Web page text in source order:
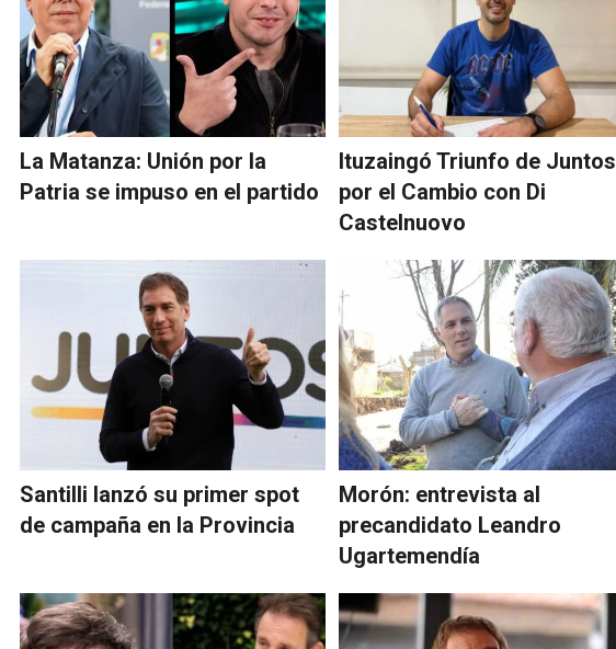
La Matanza: Unión por la
Patria se impuso en el partido
Ituzaingó Triunfo de Juntos
por el Cambio con Di
Castelnuovo
Santilli lanzó su primer spot
de campaña en la Provincia
Morón: entrevista al
precandidato Leandro
Ugartemendía